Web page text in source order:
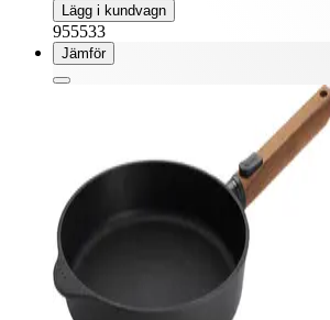
Lägg i kundvagn
955533
Jämför